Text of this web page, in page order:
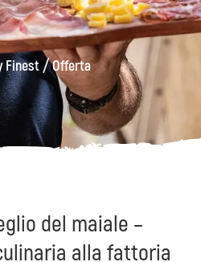
Finest/Offerta
Sentieri
escursionistici
Museo
Kobarid
del maiale –
alla fattoria